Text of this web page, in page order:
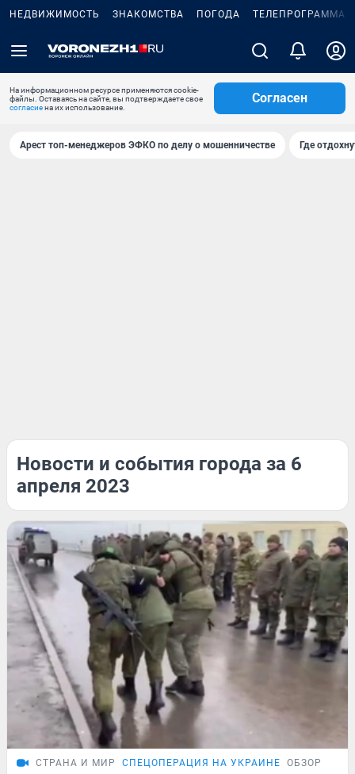
НЕДВИЖИМОСТЬ ЗНАКОМСТВА ПОГОДА ТЕЛЕПРОГРАММА
На информационном ресурсе применяются cookie-
файлы. Оставаясь на сайте, вы подтверждаете свое
согласиена их использование.
Согласен
Арест топ-менеджеров ЭФКО по делу о мошенничестве Где
Новости и события города за 6
апреля 2023
СТРАНА И МИР СПЕЦОПЕРАЦИЯ НА УКРАИНЕ ОБЗОР